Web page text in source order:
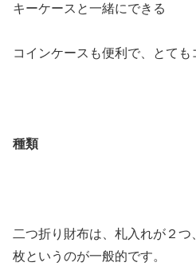
キーケースと一緒にできる
コインケースも便利で、とても
種類
二つ折り財布は、札入れが２つ
枚というのが一般的です。